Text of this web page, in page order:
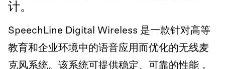
计。
SpeechLine Digital Wireless 是一款针对高等
教育和企业环境中的语音应用而优化的无线麦
克风系统。该系统可提供稳定、可靠的性能，